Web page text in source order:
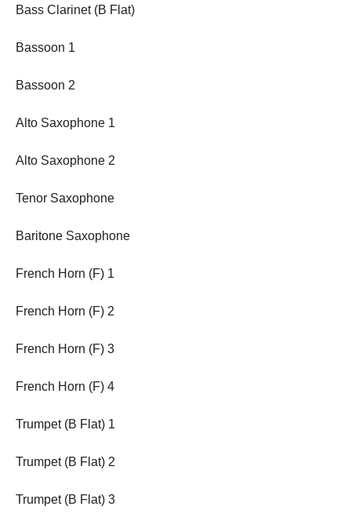
Bass Clarinet (B Flat)
Bassoon 1
Bassoon 2
Alto Saxophone 1
Alto Saxophone 2
Tenor Saxophone
Baritone Saxophone
French Horn (F) 1
French Horn (F) 2
French Horn (F) 3
French Horn (F) 4
Trumpet (B Flat) 1
Trumpet (B Flat) 2
Trumpet (B Flat) 3